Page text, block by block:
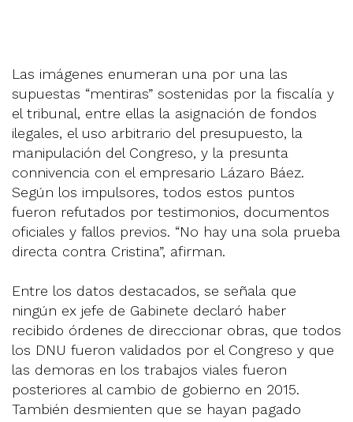
Las imágenes enumeran una por una las
supuestas “mentiras” sostenidas por la fiscalía y
el tribunal, entre ellas la asignación de fondos
ilegales, el uso arbitrario del presupuesto, la
manipulación del Congreso, y la presunta
connivencia con el empresario Lázaro Báez.
Según los impulsores, todos estos puntos
fueron refutados por testimonios, documentos
oficiales y fallos previos. “No hay una sola prueba
directa contra Cristina”, afirman.
Entre los datos destacados, se señala que
ningún ex jefe de Gabinete declaró haber
recibido órdenes de direccionar obras, que todos
los DNU fueron validados por el Congreso y que
las demoras en los trabajos viales fueron
posteriores al cambio de gobierno en 2015.
También desmienten que se hayan pagado